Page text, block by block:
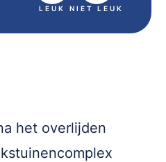
LEUK NIET LEUK
het overlijden